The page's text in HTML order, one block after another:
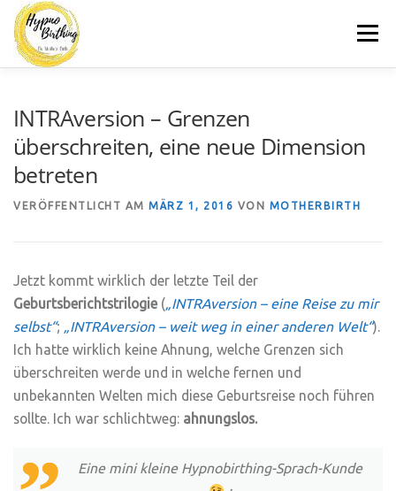
Zum
Inhalt
springen
Menü
BLOG
INTRAversion – Grenzen
überschreiten, eine neue Dimension
betreten
VERÖFFENTLICHT AM MÄRZ 1, 2016 VON MOTHERBIRTH
Jetzt kommt wirklich der letzte Teil der
Geburtsberichtstrilogie(„INTRAversion – eine Reise zu mir
selbst“; „INTRAversion – weit weg in einer anderen Welt“).
Ich hatte wirklich keine Ahnung, welche Grenzen sich
überschreiten werde und in welche fernen und
unbekannten Welten mich diese Geburtsreise noch führen
sollte. Ich war schlichtweg: ahnungslos.
Eine mini kleine Hypnobirthing-Sprach-Kunde